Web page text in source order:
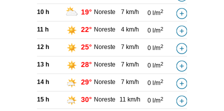
10 h 19° Noreste 7 km/h 0 l/m2
11 h 22° Noreste 4 km/h 0 l/m2
12 h 25° Noreste 7 km/h 0 l/m2
13 h 28° Noreste 7 km/h 0 l/m2
14 h 29° Noreste 7 km/h 0 l/m2
15 h 30° Noreste 11 km/h 0 l/m2